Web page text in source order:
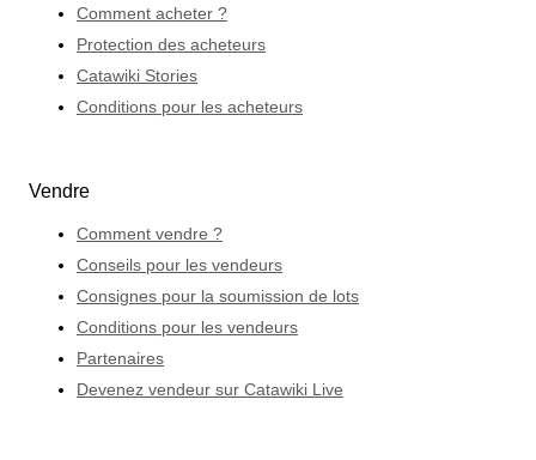
Comment acheter ?
Protection des acheteurs
Catawiki Stories
Conditions pour les acheteurs
Vendre
Comment vendre ?
Conseils pour les vendeurs
Consignes pour la soumission de lots
Conditions pour les vendeurs
Partenaires
Devenez vendeur sur Catawiki Live